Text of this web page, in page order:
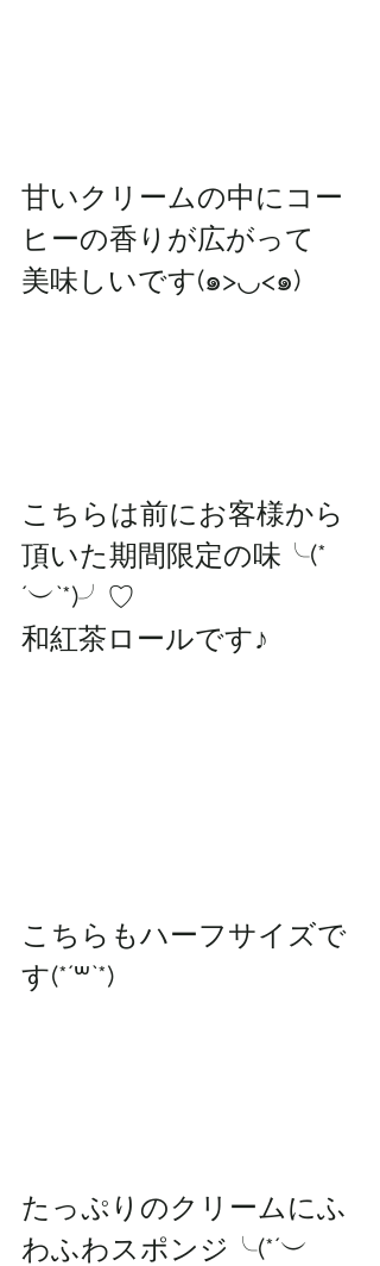
甘いクリームの中にコー
ヒーの香りが広がって
美味しいです(๑>◡<๑)
こちらは前にお客様から
頂いた期間限定の味╰(*
´︶`*)╯♡
和紅茶ロールです♪
こちらもハーフサイズで
す(*´꒳`*)
たっぷりのクリームにふ
わふわスポンジ╰(*´︶